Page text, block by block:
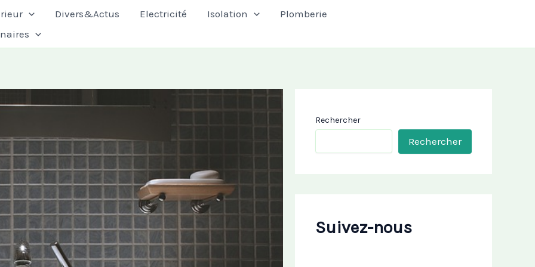
Divers&Actus Electricité Isolation
Plomberie
Rechercher
Rechercher
Suivez-nous